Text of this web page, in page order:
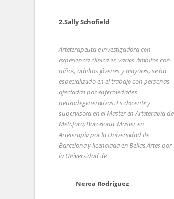
2.Sally Schofield
Arteterapeuta e investigadora con
experiencia clínica en varios ámbitos con
niños, adultos jóvenes y mayores, se ha
especializado en el trabajo con personas
afectadas por enfermedades
neurodegenerativas. Es docente y
supervisora en el Master en Arteterapia de
Metafora, Barcelona. Master en
Arteterapia por la Universidad de
Barcelona y licenciada en Bellas Artes por
la Universidad de
Nerea Rodríguez